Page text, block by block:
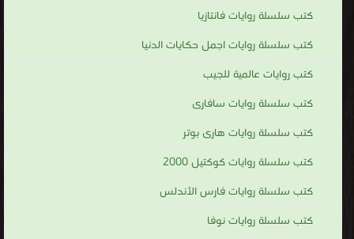
كتب سلسلة روايات فانتازيا
كتب سلسلة روايات اجمل حكايات الدنيا
كتب روايات عالمية للجيب
كتب سلسلة روايات سافارى
كتب سلسلة روايات هارى بوتر
كتب سلسلة روايات كوكتيل 2000
كتب سلسلة روايات فارس الأندلس
كتب سلسلة روايات نوفا